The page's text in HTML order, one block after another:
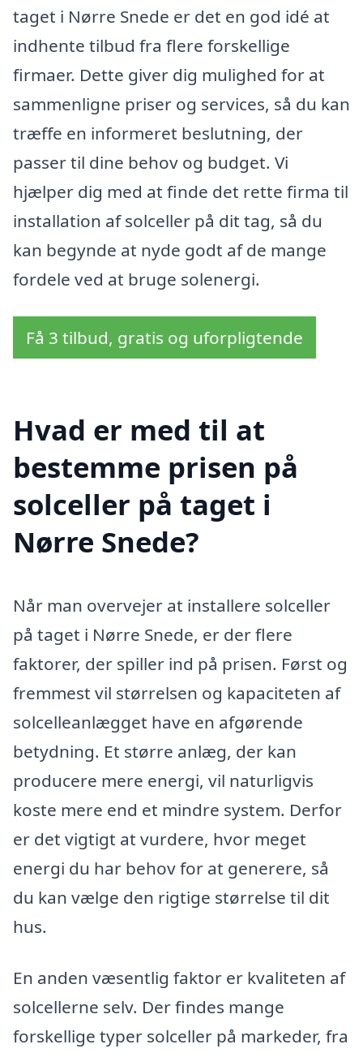
taget i Nørre Snede er det en god idé at
indhente tilbud fra flere forskellige
firmaer. Dette giver dig mulighed for at
sammenligne priser og services, så du kan
træffe en informeret beslutning, der
passer til dine behov og budget. Vi
hjælper dig med at finde det rette firma til
installation af solceller på dit tag, så du
kan begynde at nyde godt af de mange
fordele ved at bruge solenergi.
Få 3 tilbud, gratis og uforpligtende
Hvad er med til at
bestemme prisen på
solceller på taget i
Nørre Snede?
Når man overvejer at installere solceller
på taget i Nørre Snede, er der flere
faktorer, der spiller ind på prisen. Først og
fremmest vil størrelsen og kapaciteten af
solcelleanlægget have en afgørende
betydning. Et større anlæg, der kan
producere mere energi, vil naturligvis
koste mere end et mindre system. Derfor
er det vigtigt at vurdere, hvor meget
energi du har behov for at generere, så
du kan vælge den rigtige størrelse til dit
hus.
En anden væsentlig faktor er kvaliteten af
solcellerne selv. Der findes mange
forskellige typer solceller på markeder, fra